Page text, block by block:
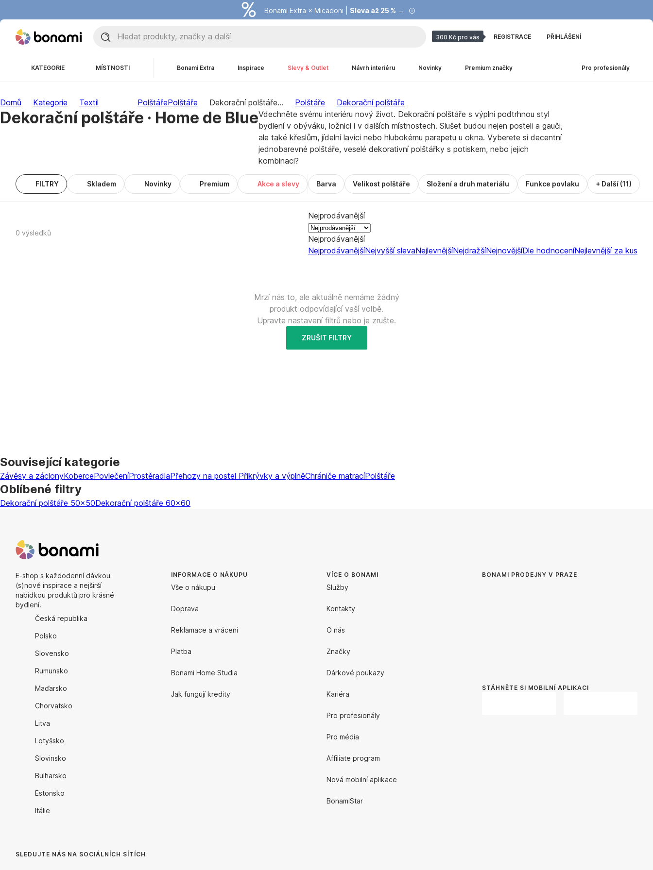
Bonami Extra × Micadoni | Sleva až 25 % →
Summer Sale |Ušetřete až 40 % →
300 Kč pro vás REGISTRACE PŘIHLÁŠENÍ
KATEGORIE MÍSTNOSTI Bonami Extra Inspirace Slevy & Outlet Návrh interiéru Novinky Premium značky Pro profesionály
Domů Kategorie Textil PolštářePolštáře Dekorační polštáře... Polštáře Dekorační polštáře
Dekorační polštáře · Home de BlueVdechněte svému interiéru nový život. Dekorační polštáře s výplní podtrhnou styl
bydlení v obýváku, ložnici i v dalších místnostech. Slušet budou nejen posteli a gauči,
ale také křeslům, jídelní lavici nebo hlubokému parapetu u okna. Vyberete si decentní
jednobarevné polštáře, veselé dekorativní polštářky s potiskem, nebo jejich
kombinaci?
FILTRY Skladem Novinky Premium Akce a slevy Barva Velikost polštáře Složení a druh materiálu Funkce povlaku + Další (11)
0 výsledků
Nejprodávanější
Nejprodávanější
NejprodávanějšíNejvyšší slevaNejlevnějšíNejdražšíNejnovějšíDle hodnoceníNejlevnější za kus
Mrzí nás to, ale aktuálně nemáme žádný
produkt odpovídající vaší volbě.
Upravte nastavení filtrů nebo je zrušte.
ZRUŠIT FILTRY
Související kategorie
Závěsy a záclonyKobercePovlečeníProstěradlaPřehozy na postel Přikrývky a výplněChrániče matracíPolštáře
Oblíbené filtry
Dekorační polštáře 50x50Dekorační polštáře 60x60
E-shop s každodenní dávkou
(s)nové inspirace a nejširší
nabídkou produktů pro krásné
bydlení.
Česká republika
Polsko
Slovensko
Rumunsko
Maďarsko
Chorvatsko
Litva
Lotyšsko
Slovinsko
Bulharsko
Estonsko
Itálie
INFORMACE O NÁKUPU
Vše o nákupu
Doprava
Reklamace a vrácení
Platba
Bonami Home Studia
Jak fungují kredity
VÍCE O BONAMI
Služby
Kontakty
O nás
Značky
Dárkové poukazy
Kariéra
Pro profesionály
Pro média
Affiliate program
Nová mobilní aplikace
BonamiStar
BONAMI PRODEJNY V PRAZE
STÁHNĚTE SI MOBILNÍ APLIKACI
SLEDUJTE NÁS NA SOCIÁLNÍCH SÍTÍCH